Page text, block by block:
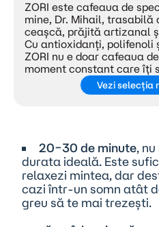
ZORI este cafeaua de
mine, Dr. Mihail, trasabilă
ceașcă, prăjită artizanal
Cu antioxidanți, polifenoli
ZORI nu e doar cafeaua
moment constant care îți
Vezi selecția
20–30 de minute,
durata ideală. Este
relaxezi mintea, dar
cazi într-un somn atât
greu să te mai trezești.